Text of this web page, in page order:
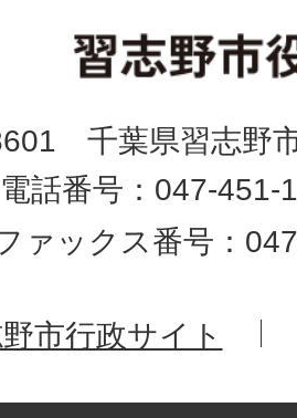
千葉県習志野
電話番号：047-451-
ァックス番号：
市行政サイト